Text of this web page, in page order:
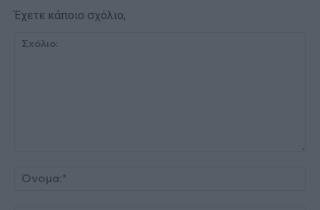
Έχετε κάποιο σχόλιο;